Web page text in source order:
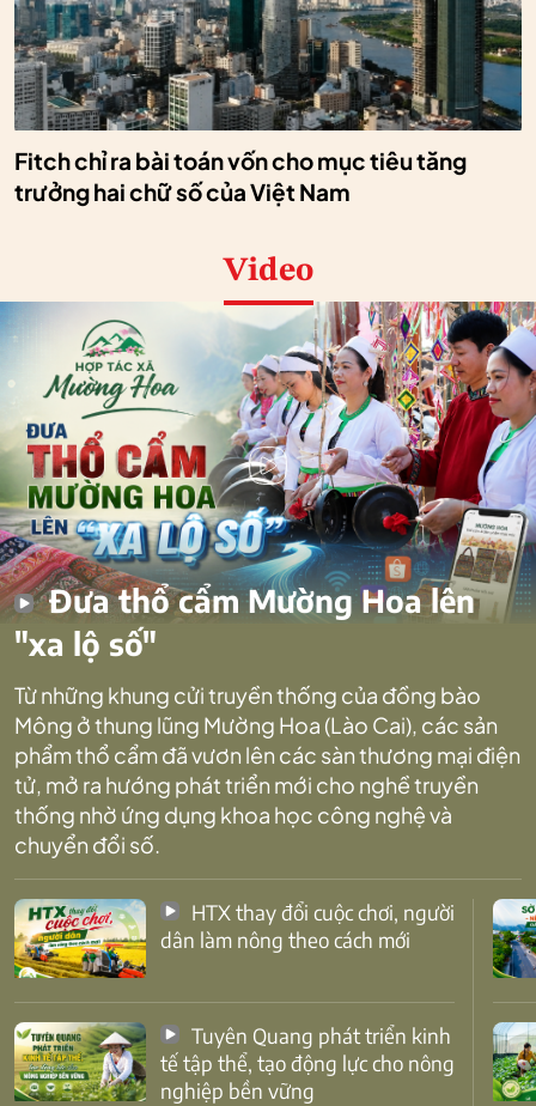
Fitch chỉ ra bài toán vốn cho mục tiêu tăng
trưởng hai chữ số của Việt Nam
Video
Đưa thổ cẩm Mường Hoa lên
"xa lộ số"
Từ những khung cửi truyền thống của đồng bào
Mông ở thung lũng Mường Hoa (Lào Cai), các sản
phẩm thổ cẩm đã vươn lên các sàn thương mại điện
tử, mở ra hướng phát triển mới cho nghề truyền
thống nhờ ứng dụng khoa học công nghệ và
chuyển đổi số.
dân làm nông theo cách mới
tế tập thể, tạo động lực cho nông
nghiệp bền vững